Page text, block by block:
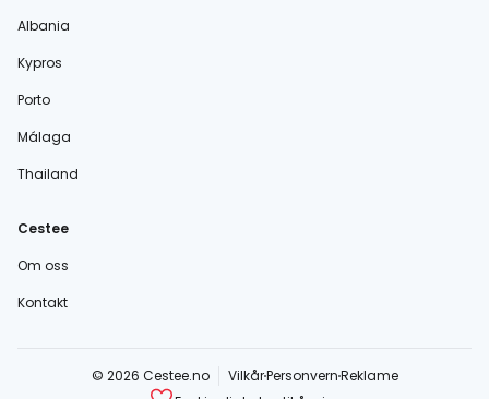
Albania
Kypros
Porto
Málaga
Thailand
Cestee
Om oss
Kontakt
© 2026 Cestee.no VilkårPersonvernReklame